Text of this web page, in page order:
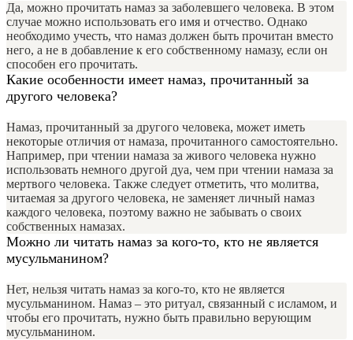
Да, можно прочитать намаз за заболевшего человека. В этом
случае можно использовать его имя и отчество. Однако
необходимо учесть, что намаз должен быть прочитан вместо
него, а не в добавление к его собственному намазу, если он
способен его прочитать.
Какие особенности имеет намаз, прочитанный за
другого человека?
Намаз, прочитанный за другого человека, может иметь
некоторые отличия от намаза, прочитанного самостоятельно.
Например, при чтении намаза за живого человека нужно
использовать немного другой дуа, чем при чтении намаза за
мертвого человека. Также следует отметить, что молитва,
читаемая за другого человека, не заменяет личный намаз
каждого человека, поэтому важно не забывать о своих
собственных намазах.
Можно ли читать намаз за кого-то, кто не является
мусульманином?
Нет, нельзя читать намаз за кого-то, кто не является
мусульманином. Намаз – это ритуал, связанный с исламом, и
чтобы его прочитать, нужно быть правильно верующим
мусульманином.